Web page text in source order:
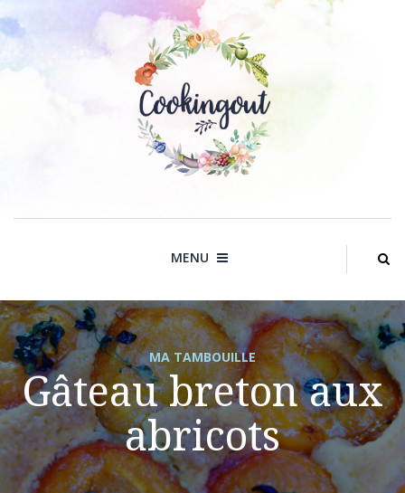
to
MENU
MA TAMBOUILLE
Gâteau breton aux
abricots